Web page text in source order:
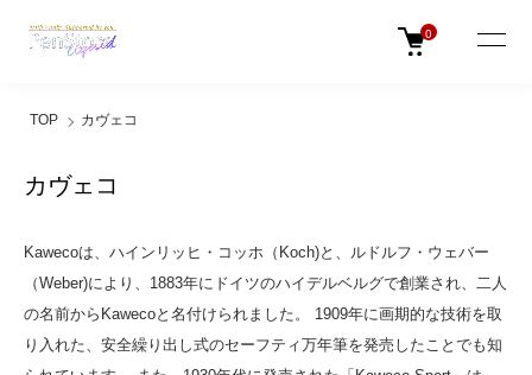
0
TOP カヴェコ
カヴェコ
Kawecoは、ハインリッヒ・コッホ（Koch)と、ルドルフ・ウェバー
（Weber)により、1883年にドイツのハイデルベルグで創業され、二人
の名前からKawecoと名付けられました。 1909年に画期的な技術を取
り入れた、安全繰り出し式のセーフティ万年筆を発売したことでも知